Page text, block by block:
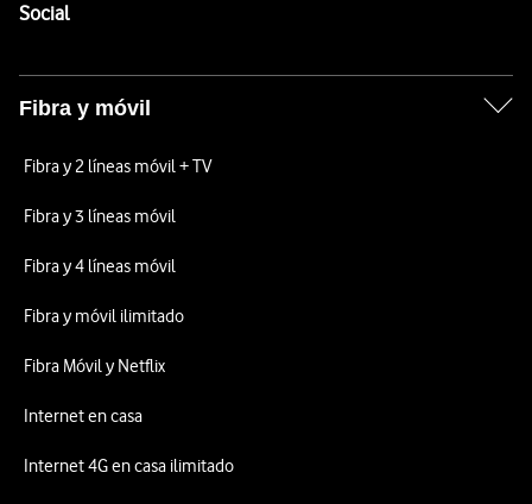
SocialEnlaces a las redes sociales de Vodafone
Fibra y móvil
Fibra y 2 líneas móvil + TV
Fibra y 3 líneas móvil
Fibra y 4 líneas móvil
Fibra y móvil ilimitado
Fibra Móvil y Netflix
Internet en casa
Internet 4G en casa ilimitado